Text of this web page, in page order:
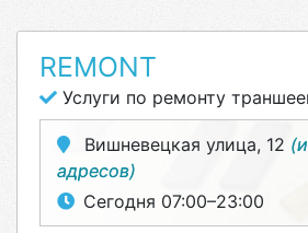
REMONT
Услуги по ремонту
Вишневецкая улица, 12
адресов)
Сегодня 07:00–23:00